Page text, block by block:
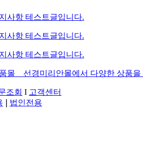
사항 테스트글입니다.
사항 테스트글입니다.
사항 테스트글입니다.
몰 _ 선경미리안몰에서 다양한 상품을
조회 I 고객센터
법인전용